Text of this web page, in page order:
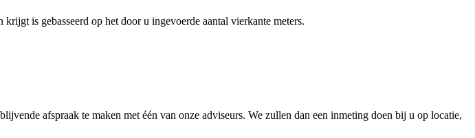
is gebasseerd op het door u ingevoerde aantal vierkante meters.
afspraak te maken met één van onze adviseurs. We zullen dan een inmeting doen bij u op locatie,